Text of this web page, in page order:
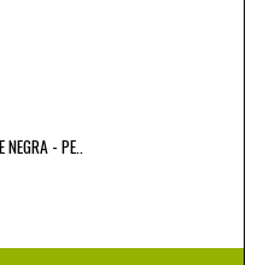
NEGRA - PE..